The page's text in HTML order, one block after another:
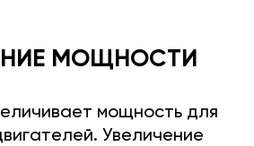
МОЩНОСТИ
мощность для
Увеличение